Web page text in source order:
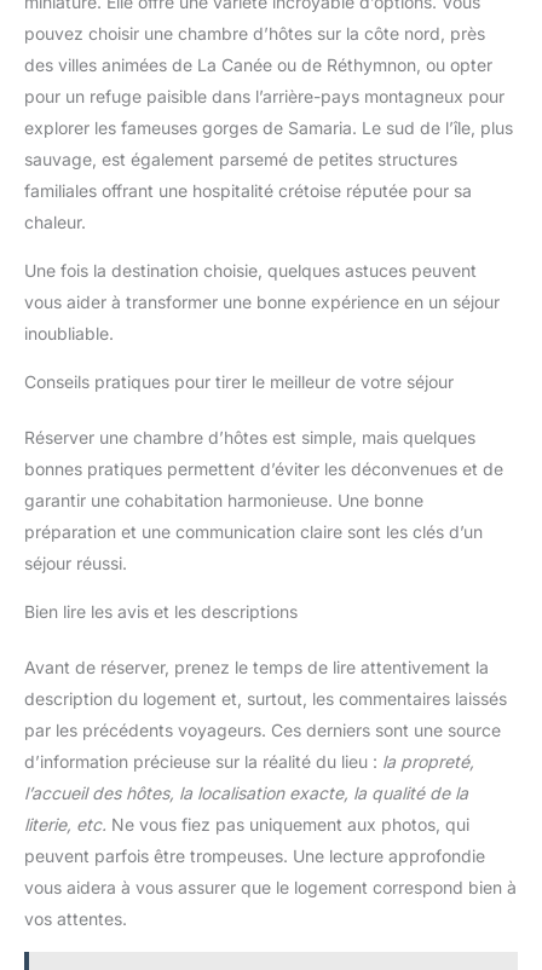
pouvez choisir une chambre d’hôtes sur la côte nord, près
des villes animées de La Canée ou de Réthymnon, ou opter
pour un refuge paisible dans l’arrière-pays montagneux pour
explorer les fameuses gorges de Samaria. Le sud de l’île, plus
sauvage, est également parsemé de petites structures
familiales offrant une hospitalité crétoise réputée pour sa
chaleur.
Une fois la destination choisie, quelques astuces peuvent
vous aider à transformer une bonne expérience en un séjour
inoubliable.
Conseils pratiques pour tirer le meilleur de votre séjour
Réserver une chambre d’hôtes est simple, mais quelques
bonnes pratiques permettent d’éviter les déconvenues et de
garantir une cohabitation harmonieuse. Une bonne
préparation et une communication claire sont les clés d’un
séjour réussi.
Bien lire les avis et les descriptions
Avant de réserver, prenez le temps de lire attentivement la
description du logement et, surtout, les commentaires laissés
par les précédents voyageurs. Ces derniers sont une source
d’information précieuse sur la réalité du lieu : la propreté,
l’accueil des hôtes, la localisation exacte, la qualité de la
literie, etc. Ne vous fiez pas uniquement aux photos, qui
peuvent parfois être trompeuses. Une lecture approfondie
vous aidera à vous assurer que le logement correspond bien à
vos attentes.